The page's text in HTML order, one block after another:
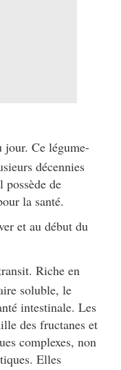
jour. Ce légume-
décennies
possède de
la santé.
et au début du
Riche en
soluble, le
intestinale. Les
des fructanes et
complexes, non
Elles